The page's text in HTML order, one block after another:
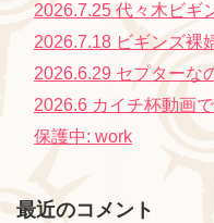
2026.7.25 代々木ビギ
2026.7.18 ビギンズ裸
2026.6.29 セプターな
2026.6 カイチ杯動画
保護中: work
最近のコメント